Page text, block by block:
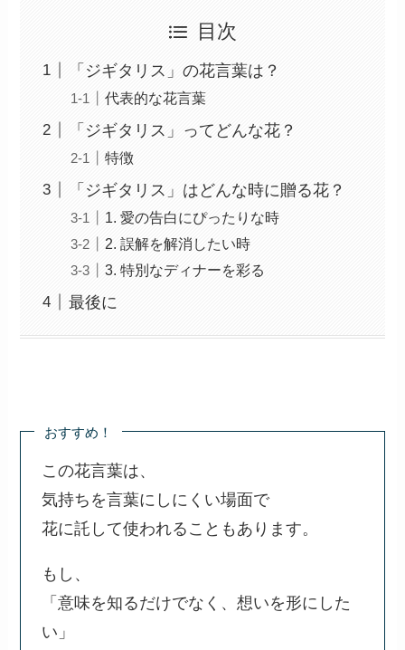
目次
「ジギタリス」の花言葉は？
代表的な花言葉
「ジギタリス」ってどんな花？
特徴
「ジギタリス」はどんな時に贈る花？
1. 愛の告白にぴったりな時
2. 誤解を解消したい時
3. 特別なディナーを彩る
最後に
おすすめ！
この花言葉は、
気持ちを言葉にしにくい場面で
花に託して使われることもあります。
もし、
「意味を知るだけでなく、想いを形にした
い」